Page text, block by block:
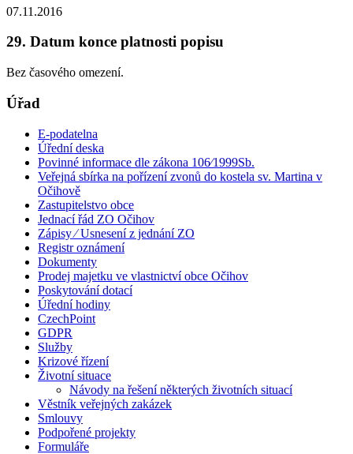
07.11.2016
29. Datum konce platnosti popisu
Bez časového omezení.
Úřad
E-podatelna
Úřední deska
Povinné informace dle zákona 106⁄1999Sb.
Veřejná sbírka na pořízení zvonů do kostela sv. Martina v
Očihově
Zastupitelstvo obce
Jednací řád ZO Očihov
Zápisy ⁄ Usnesení z jednání ZO
Registr oznámení
Dokumenty
Prodej majetku ve vlastnictví obce Očihov
Poskytování dotací
Úřední hodiny
CzechPoint
GDPR
Služby
Krizové řízení
Životní situace
Návody na řešení některých životních situací
Věstník veřejných zakázek
Smlouvy
Podpořené projekty
Formuláře